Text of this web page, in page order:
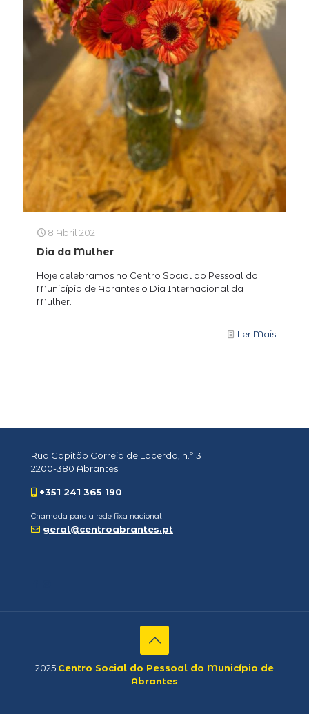
8 Abril 2021
Dia da Mulher
Hoje celebramos no Centro Social do Pessoal do
Município de Abrantes o Dia Internacional da
Mulher.
Ler Mais
Rua Capitão Correia de Lacerda, n.º13
2200-380 Abrantes
+351 241 365 190
Chamada para a rede fixa nacional
geral@centroabrantes.pt
2025 Centro Social do Pessoal do Município de
Abrantes